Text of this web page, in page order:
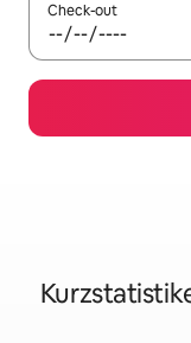
Check-out